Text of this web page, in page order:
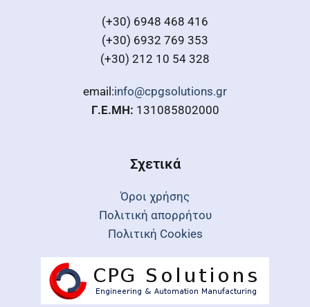
(+30) 6948 468 416
(+30) 6932 769 353
(+30) 212 10 54 328
email:info@cpgsolutions.gr
Γ.Ε.ΜΗ: 131085802000
Σχετικά
Όροι χρήσης
Πολιτική απορρήτου
Πολιτική Cookies